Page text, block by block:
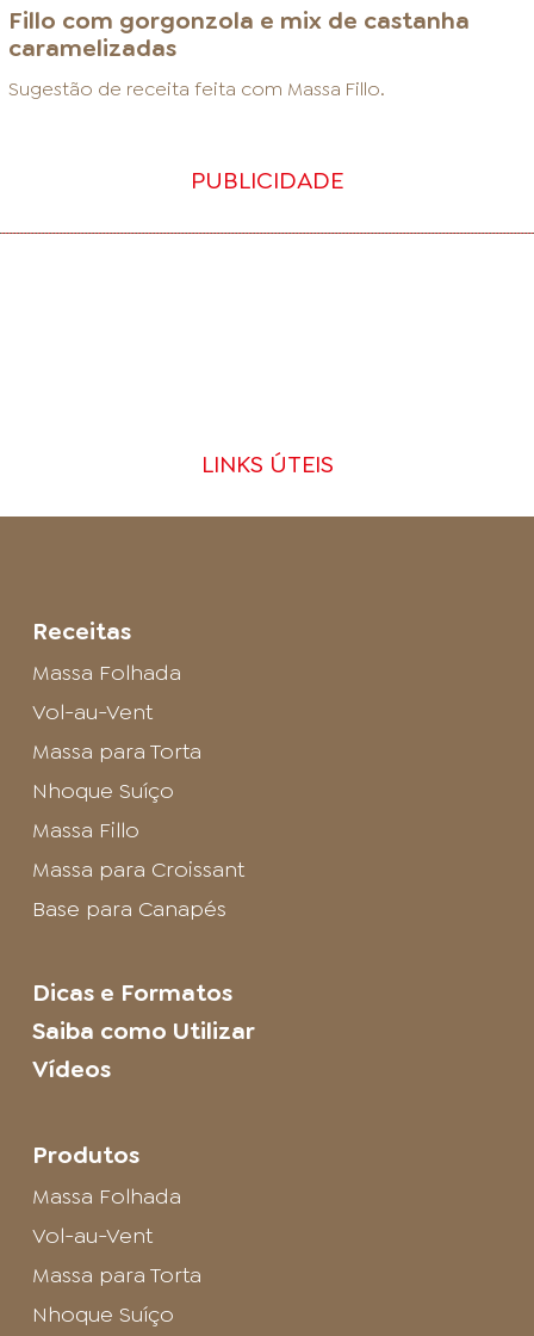
Fillo com gorgonzola e mix de castanha
caramelizadas
Sugestão de receita feita com Massa Fillo.
PUBLICIDADE
LINKS ÚTEIS
Receitas
Massa Folhada
Vol-au-Vent
Massa para Torta
Nhoque Suíço
Massa Fillo
Massa para Croissant
Base para Canapés
Dicas e Formatos
Saiba como Utilizar
Vídeos
Produtos
Massa Folhada
Vol-au-Vent
Massa para Torta
Nhoque Suíço